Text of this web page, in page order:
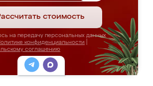
стоимость
на передачу персональных данных
конфиденциальности
соглашению